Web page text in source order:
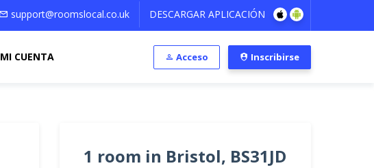
support@roomslocal.co.uk DESCARGAR APLICACIÓN
MI CUENTA Acceso Inscribirse
1 room in Bristol, BS31JD